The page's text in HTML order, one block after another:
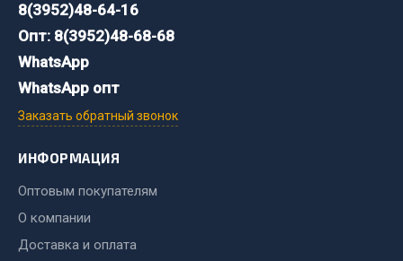
Показать ещё
Весь раздел
Запчасти ЯМЗ
Двигатель
8(3952)48-64-16
Опт: 8(3952)48-68-68
WhatsApp
WhatsApp опт
Заказать обратный звонок
ИНФОРМАЦИЯ
Оптовым покупателям
О компании
Доставка и оплата